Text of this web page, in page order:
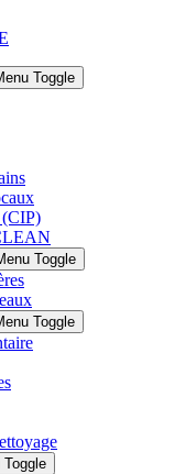
Toggle
(CIP)
Toggle
Toggle
Toggle